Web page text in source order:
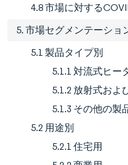
4.8 市場に対する
5. 市場セグメンテーショ
5.1 製品タイプ別
5.1.1 対流式ヒー
5.1.2 放射式およ
5.1.3 その他の製
5.2 用途別
5.2.1 住宅用